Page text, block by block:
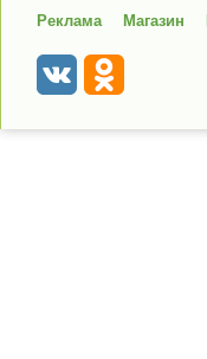
Реклама Магазин